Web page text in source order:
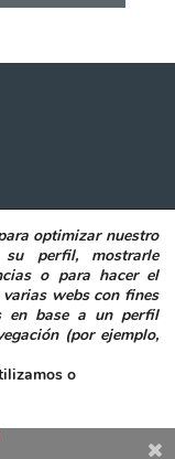
LEGAL
optimizar nuestro
perfil, mostrarle
o para hacer el
webs con fines
en base a un perfil
(por ejemplo,
o